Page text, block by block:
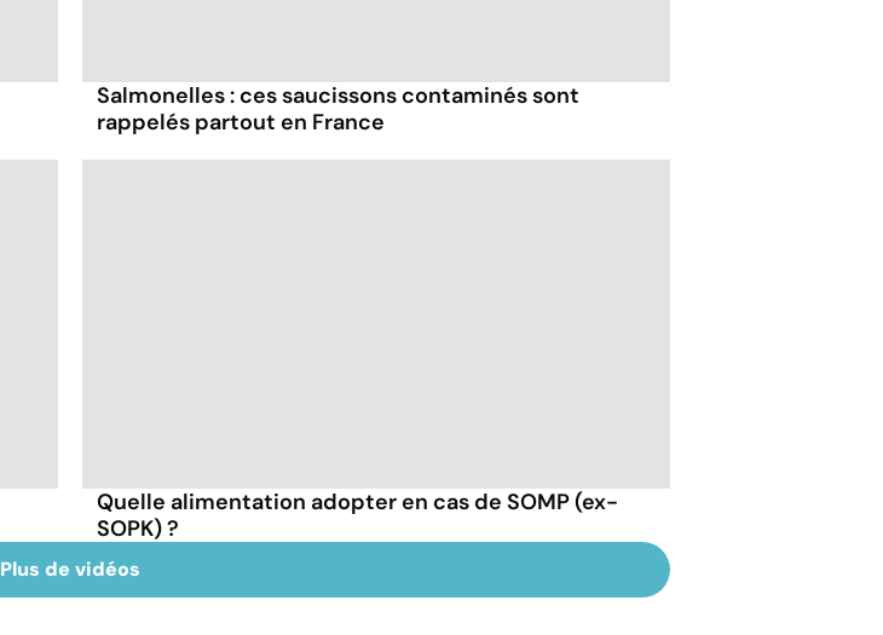
Salmonelles : ces saucissons contaminés sont
rappelés partout en France
Quelle alimentation adopter en cas de SOMP (ex-
SOPK) ?
Plus de vidéos